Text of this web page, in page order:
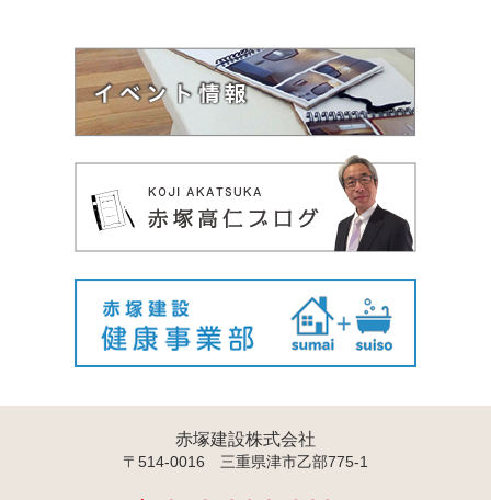
赤塚建設株式会社
〒514-0016 三重県津市乙部775-1